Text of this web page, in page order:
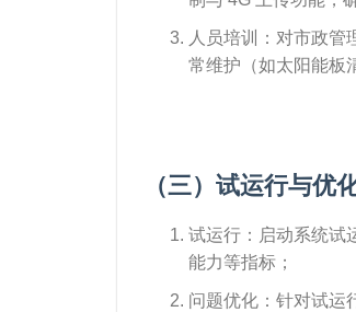
人员培训：对市政
常维护（如太阳能板
（三）试运行与优
试运行：启动系统试
能力等指标；
问题优化：针对试运